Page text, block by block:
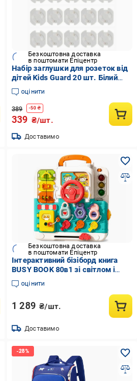
Безкоштовна доставка
в поштомати Епіцентр
Набір заглушки для розеток від
дітей Kids Guard 20 шт. Білий
(29388823)
оцінити
389 -50 ₴
339 ₴/шт.
Доставимо
Безкоштовна доставка
в поштомати Епіцентр
Інтерактивний бізіборд книга
BUSY BOOK 80в1 зі світлом і
звуком (2000414)
оцінити
1 289 ₴/шт.
Доставимо